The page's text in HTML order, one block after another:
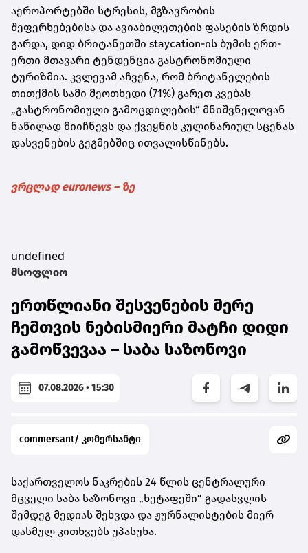
აეროპორტებში სტრესის, მგზავრობის
შეფერხებებისა და ავიაბილეთების ფასების ზრდის
გარდა, დიდ ბრიტანეთში staycation-ის ბუმის ერთ-
ერთი მთავარი ტენდენცია გასტრონომიული
ტურიზმია. კვლევამ აჩვენა, რომ ბრიტანელების
თითქმის სამი მეოთხედი (71%) გარეთ კვებას
„გასტრონომიული გამოცდილების“ მნიშვნელოვან
ნაწილად მიიჩნევს და ქვეყნის კულინარიულ სცენას
დასვენების გეგმებშიც ითვალისწინებს.
ვრცლად euronews – ზე
undefined
მსოფლიო
ერთწლიანი შესვენების მერე
ჩემთვის ნებისმიერი მატჩი დიდი
გამოწვევაა – საბა საზონოვი
07.08.2026 • 15:30
commersant/ კომერსანტი
საქართველოს ნაკრების 24 წლის ცენტრალური
მცველი საბა საზონოვი „ხეტაფეში“ გადასვლის
შემდეგ მედიას შეხვდა და ჟურნალისტების მიერ
დასმულ კითხვებს უპასუხა.